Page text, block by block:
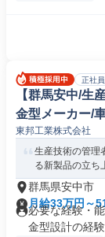
正社員
【群馬安中/生
金型メーカー/
東邦工業株式会社
生産技術の管理
る新製品の立ち
群馬県安中市
月給33万円～
必要な経験・
金型設計の経